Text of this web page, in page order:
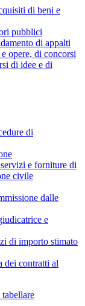
di beni e
pubblici
di appalti
opere, di concorsi
di idee e di
di
e forniture di
civile
dalle
e
di importo stimato
dei contratti al